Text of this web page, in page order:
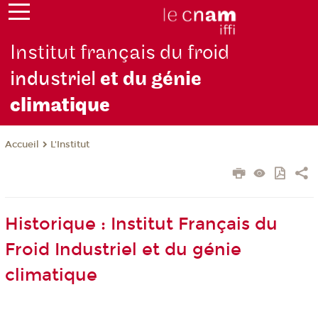
Institut français du froid
industrielet du génie
climatique
Accueil L'Institut
Historique : Institut Français du
Froid Industriel et du génie
climatique